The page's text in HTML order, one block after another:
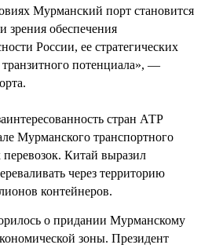
Мурманский порт становится
зрения обеспечения
России, ее стратегических
транзитного потенциала», —
стран АТР
Мурманского транспортного
Китай выразил
через территорию
контейнеров.
о придании Мурманскому
зоны. Президент